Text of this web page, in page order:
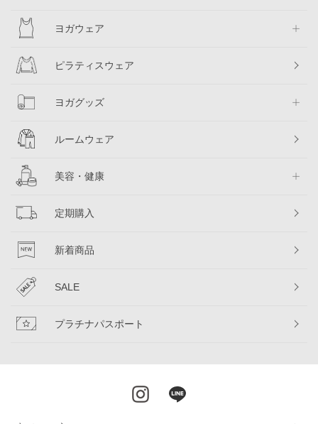
ヨガウェア
ピラティスウェア
ヨガグッズ
ルームウェア
美容・健康
定期購入
新着商品
SALE
プラチナパスポート